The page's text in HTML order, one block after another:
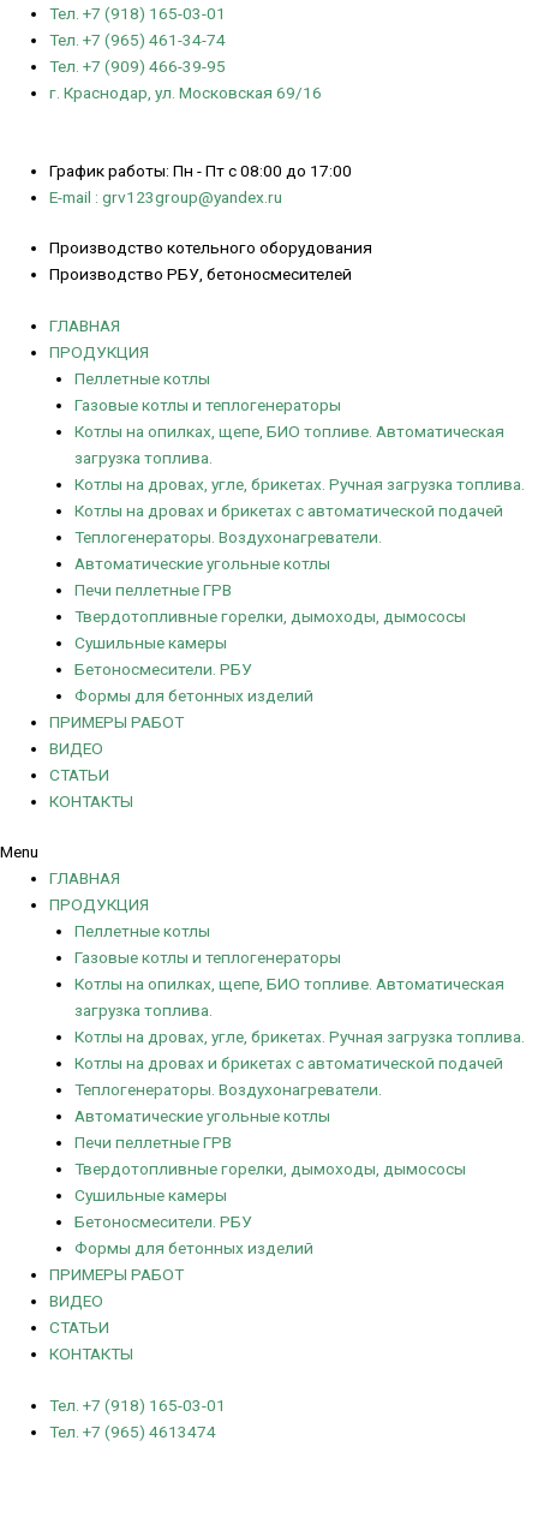
Тел. +7 (918) 165-03-01
Тел. +7 (965) 461-34-74
Тел. +7 (909) 466-39-95
г. Краснодар, ул. Московская 69/16
График работы: Пн - Пт с 08:00 до 17:00
E-mail : grv123group@yandex.ru
Производство котельного оборудования
Производство РБУ, бетоносмесителей
ГЛАВНАЯ
ПРОДУКЦИЯ
Пеллетные котлы
Газовые котлы и теплогенераторы
Котлы на опилках, щепе, БИО топливе. Автоматическая
загрузка топлива.
Котлы на дровах, угле, брикетах. Ручная загрузка топлива.
Котлы на дровах и брикетах с автоматической подачей
Теплогенераторы. Воздухонагреватели.
Автоматические угольные котлы
Печи пеллетные ГРВ
Твердотопливные горелки, дымоходы, дымососы
Сушильные камеры
Бетоносмесители. РБУ
Формы для бетонных изделий
ПРИМЕРЫ РАБОТ
ВИДЕО
СТАТЬИ
КОНТАКТЫ
Menu
ГЛАВНАЯ
ПРОДУКЦИЯ
Пеллетные котлы
Газовые котлы и теплогенераторы
Котлы на опилках, щепе, БИО топливе. Автоматическая
загрузка топлива.
Котлы на дровах, угле, брикетах. Ручная загрузка топлива.
Котлы на дровах и брикетах с автоматической подачей
Теплогенераторы. Воздухонагреватели.
Автоматические угольные котлы
Печи пеллетные ГРВ
Твердотопливные горелки, дымоходы, дымососы
Сушильные камеры
Бетоносмесители. РБУ
Формы для бетонных изделий
ПРИМЕРЫ РАБОТ
ВИДЕО
СТАТЬИ
КОНТАКТЫ
Тел. +7 (918) 165-03-01
Тел. +7 (965) 4613474